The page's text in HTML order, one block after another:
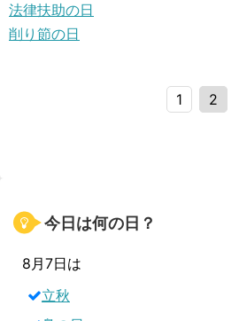
法律扶助の日
削り節の日
1 2
今日は何の日？
8月7日は
立秋